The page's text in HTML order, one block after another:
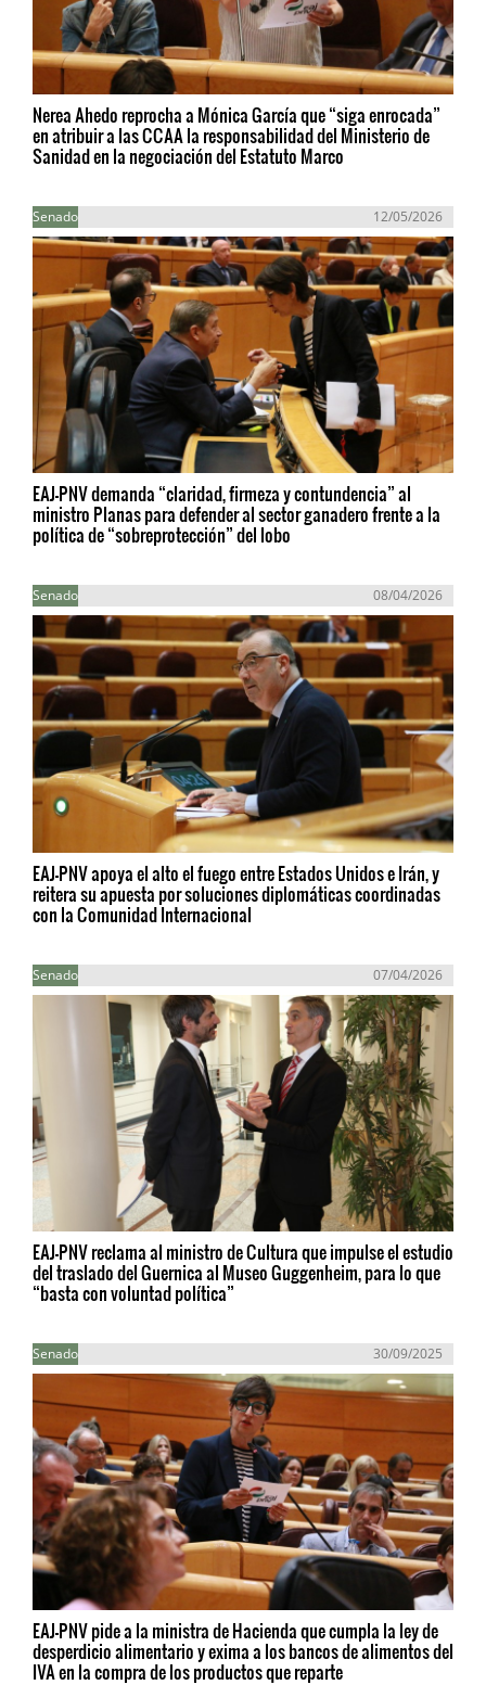
Nerea Ahedo reprocha a Mónica García que “siga enrocada”
en atribuir a las CCAA la responsabilidad del Ministerio de
Sanidad en la negociación del Estatuto Marco
Senado 12/05/2026
EAJ-PNV demanda “claridad, firmeza y contundencia” al
ministro Planas para defender al sector ganadero frente a la
política de “sobreprotección” del lobo
Senado 08/04/2026
EAJ-PNV apoya el alto el fuego entre Estados Unidos e Irán, y
reitera su apuesta por soluciones diplomáticas coordinadas
con la Comunidad Internacional
Senado 07/04/2026
EAJ-PNV reclama al ministro de Cultura que impulse el estudio
del traslado del Guernica al Museo Guggenheim, para lo que
“basta con voluntad política”
Senado 30/09/2025
EAJ-PNV pide a la ministra de Hacienda que cumpla la ley de
desperdicio alimentario y exima a los bancos de alimentos del
IVA en la compra de los productos que reparte